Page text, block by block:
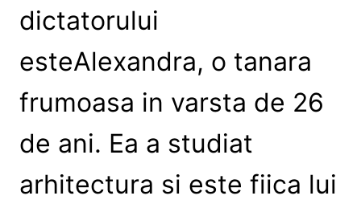
dictatorului
esteAlexandra, o tanara
frumoasa in varsta de 26
de ani. Ea a studiat
arhitectura si este fiica lui